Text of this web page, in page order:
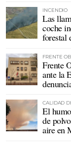
INCENDIO
Las
coche
forestal
FRENTE
Frente
ante la
CALIDAD
El
de
aire en